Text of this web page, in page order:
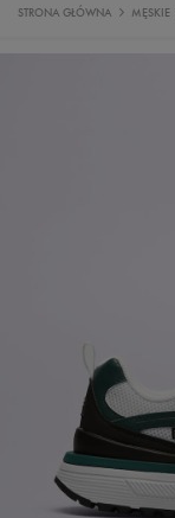
STRONA GŁÓWNA MĘSKIE